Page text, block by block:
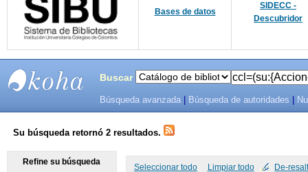
Bases de datos
SIDECC -
Descubridor
SISTEMAS
DE
Buscar
Búsqueda avanzada Búsqueda de autoridades
Su búsqueda retornó 2 resultados.
Seleccionar todo Limpiar todo De-
Refine su búsqueda